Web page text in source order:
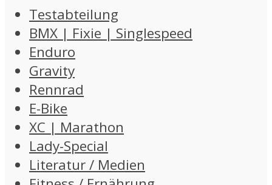
Testabteilung
BMX | Fixie | Singlespeed
Enduro
Gravity
Rennrad
E-Bike
XC | Marathon
Lady-Special
Literatur / Medien